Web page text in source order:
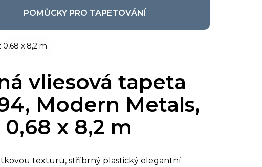
POMŮCKY PRO TAPETOVÁNÍ
0,68 x 8,2 m
vliesová tapeta
Modern Metals,
x 8,2 m
texturu, stříbrný plastický elegantní